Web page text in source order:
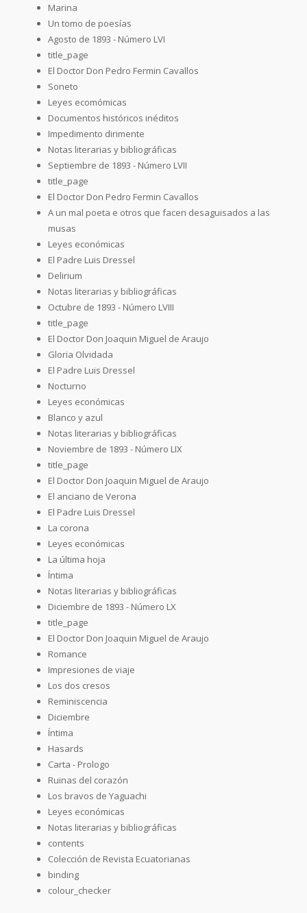
Marina
Un tomo de poesías
Agosto de 1893 - Número LVI
title_page
El Doctor Don Pedro Fermin Cavallos
Soneto
Leyes ecomómicas
Documentos históricos inéditos
Impedimento dirimente
Notas literarias y bibliográficas
Septiembre de 1893 - Número LVII
title_page
El Doctor Don Pedro Fermin Cavallos
A un mal poeta e otros que facen desaguisados a las
musas
Leyes económicas
El Padre Luis Dressel
Delirium
Notas literarias y bibliográficas
Octubre de 1893 - Número LVIII
title_page
El Doctor Don Joaquin Miguel de Araujo
Gloria Olvidada
El Padre Luis Dressel
Nocturno
Leyes económicas
Blanco y azul
Notas literarias y bibliográficas
Noviembre de 1893 - Número LIX
title_page
El Doctor Don Joaquin Miguel de Araujo
El anciano de Verona
El Padre Luis Dressel
La corona
Leyes económicas
La última hoja
Íntima
Notas literarias y bibliográficas
Diciembre de 1893 - Número LX
title_page
El Doctor Don Joaquin Miguel de Araujo
Romance
Impresiones de viaje
Los dos cresos
Reminiscencia
Diciembre
Íntima
Hasards
Carta - Prologo
Ruinas del corazón
Los bravos de Yaguachi
Leyes económicas
Notas literarias y bibliográficas
contents
Colección de Revista Ecuatorianas
binding
colour_checker